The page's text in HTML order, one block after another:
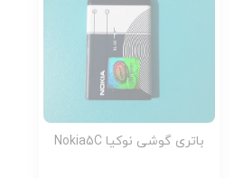
باتری گوشی نوکیا Nokia5C